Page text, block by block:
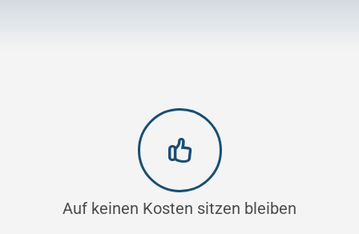
Auf keinen Kosten sitzen bleiben